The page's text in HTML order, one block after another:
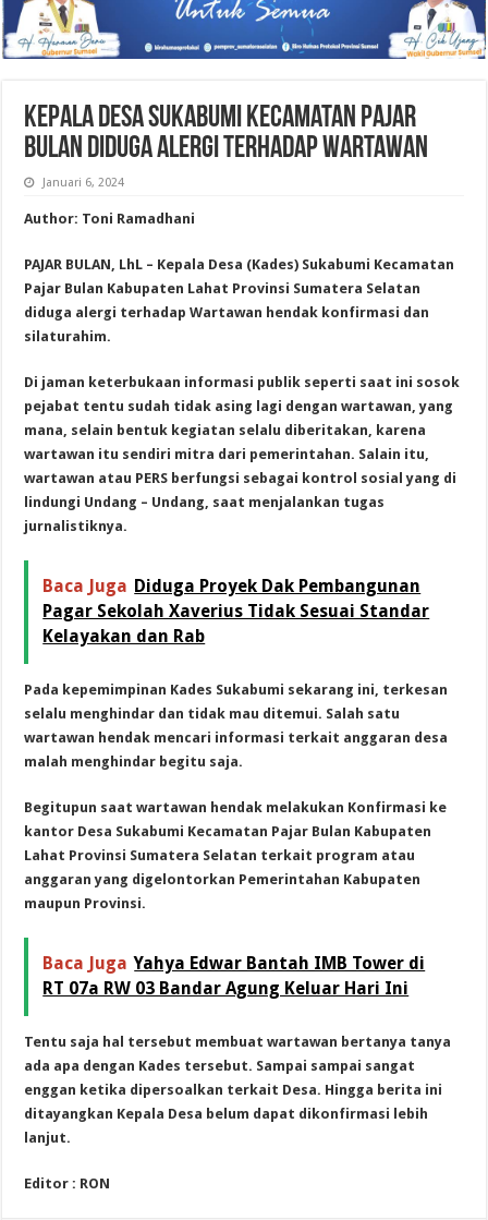
Kepala Desa Sukabumi Kecamatan Pajar
Bulan Diduga Alergi Terhadap Wartawan
Januari 6, 2024
Author: Toni Ramadhani
PAJAR BULAN, LhL – Kepala Desa (Kades) Sukabumi Kecamatan
Pajar Bulan Kabupaten Lahat Provinsi Sumatera Selatan
diduga alergi terhadap Wartawan hendak konfirmasi dan
silaturahim.
Di jaman keterbukaan informasi publik seperti saat ini sosok
pejabat tentu sudah tidak asing lagi dengan wartawan, yang
mana, selain bentuk kegiatan selalu diberitakan, karena
wartawan itu sendiri mitra dari pemerintahan. Salain itu,
wartawan atau PERS berfungsi sebagai kontrol sosial yang di
lindungi Undang – Undang, saat menjalankan tugas
jurnalistiknya.
Baca Juga Diduga Proyek Dak Pembangunan
Pagar Sekolah Xaverius Tidak Sesuai Standar
Kelayakan dan Rab
Pada kepemimpinan Kades Sukabumi sekarang ini, terkesan
selalu menghindar dan tidak mau ditemui. Salah satu
wartawan hendak mencari informasi terkait anggaran desa
malah menghindar begitu saja.
Begitupun saat wartawan hendak melakukan Konfirmasi ke
kantor Desa Sukabumi Kecamatan Pajar Bulan Kabupaten
Lahat Provinsi Sumatera Selatan terkait program atau
anggaran yang digelontorkan Pemerintahan Kabupaten
maupun Provinsi.
Baca Juga Yahya Edwar Bantah IMB Tower di
RT 07a RW 03 Bandar Agung Keluar Hari Ini
Tentu saja hal tersebut membuat wartawan bertanya tanya
ada apa dengan Kades tersebut. Sampai sampai sangat
enggan ketika dipersoalkan terkait Desa. Hingga berita ini
ditayangkan Kepala Desa belum dapat dikonfirmasi lebih
lanjut.
Editor : RON